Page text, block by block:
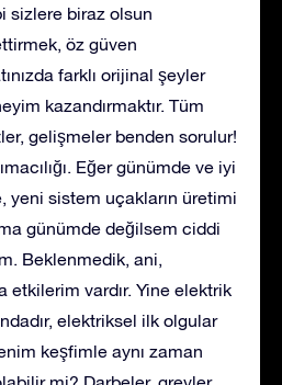
sizlere biraz olsun
öz güven
farklı orijinal şeyler
kazandırmaktır. Tüm
gelişmeler benden sorulur!
Eğer günümde ve iyi
yeni sistem uçakların üretimi
günümde değilsem ciddi
Beklenmedik, ani,
etkilerim vardır. Yine elektrik
elektriksel ilk olgular
keşfimle aynı zaman